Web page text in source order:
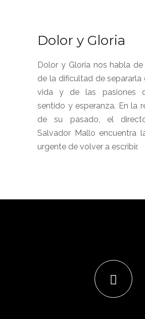
Dolor y Gloria
Dolor y Gloria nos habla de
de la dificultad de separarla
vida y de las pasiones
sentido y esperanza. En la
de su pasado, el
Salvador Mallo encuentra
urgente de volver a escribir.